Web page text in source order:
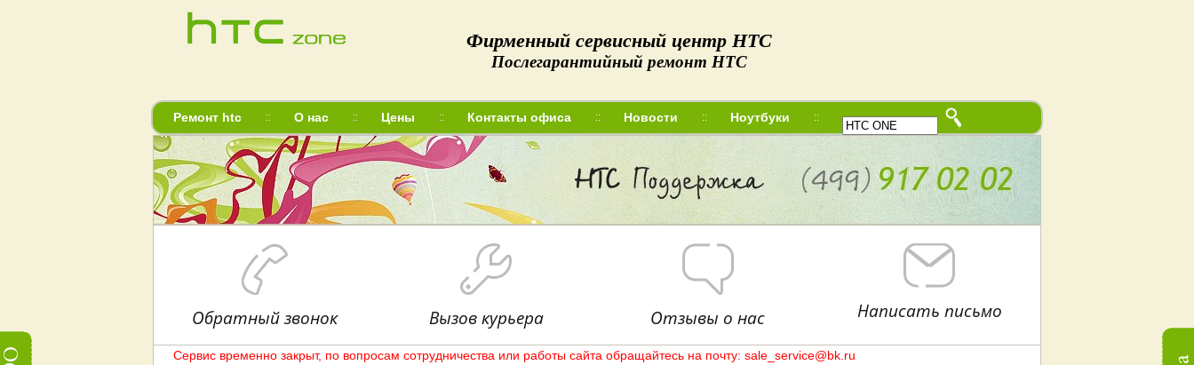
Фирменный сервисный центр HTC
Послегарантийный ремонт HTC
Ремонт htc О нас Цены Контакты офиса Новости
Ноутбуки
В начало
О нас
Цены
Контакты офиса
Новости
Обратный звонок Вызов курьера Отзывы о нас Написать письмо
Сервис временно закрыт, по вопросам сотрудничества или работы сайта обращайтесь на почту: sale_service@bk.ru